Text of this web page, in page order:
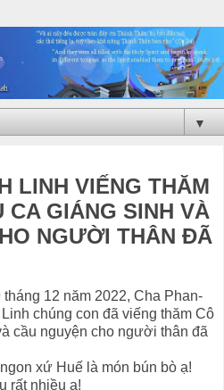
▼
LINH VIẾNG THĂM
CA GIÁNG SINH VÀ
NGƯỜI THÂN ĐÃ
12 năm 2022, Cha Phan-
chúng con đã viếng thăm Cô
cầu nguyện cho người thân đã
xứ Huế là món bún bò ạ!
rất nhiều ạ!